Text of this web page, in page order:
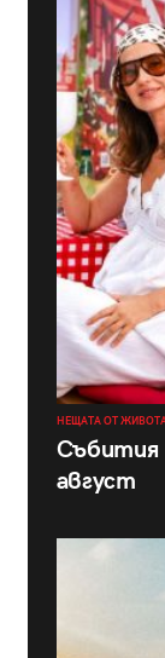
НЕЩАТА ОТ
Събития
август